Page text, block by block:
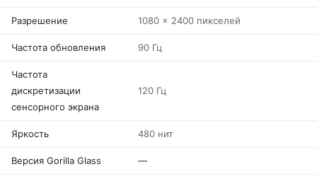
Разрешение 1080 x 2400 пикселей
Частота обновления 90 Гц
Частота
дискретизации
сенсорного экрана
120 Гц
Яркость 480 нит
Версия Gorilla Glass —